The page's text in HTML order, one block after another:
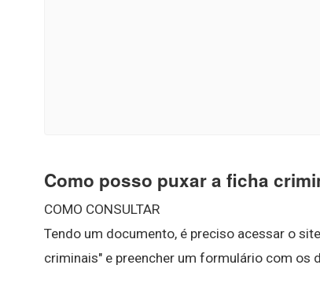
Como posso puxar a ficha
COMO CONSULTAR
Tendo um documento, é preciso acessar o
criminais" e preencher um formulário com os